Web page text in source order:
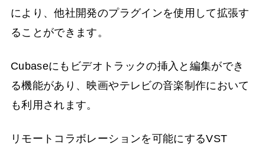
により、他社開発のプラグインを使用して拡張す
ることができます。
Cubaseにもビデオトラックの挿入と編集ができ
る機能があり、映画やテレビの音楽制作において
も利用されます。
リモートコラボレーションを可能にするVST